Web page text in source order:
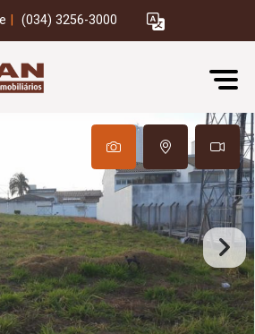
(034) 3256-3000